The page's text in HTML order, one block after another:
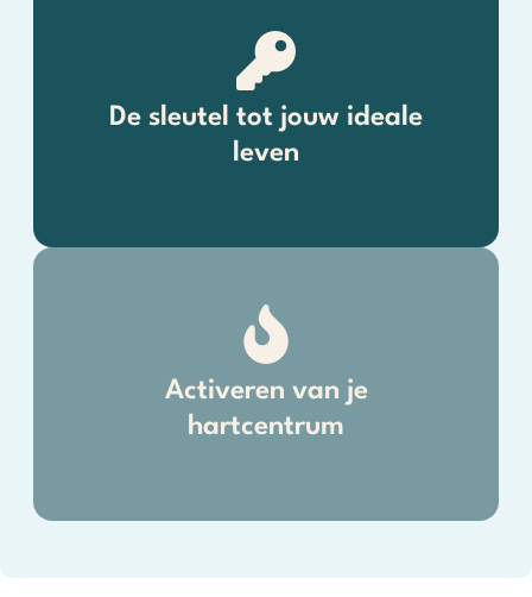
Activeren van je
hartcentrum
De sleutel tot jouw ideale
leven